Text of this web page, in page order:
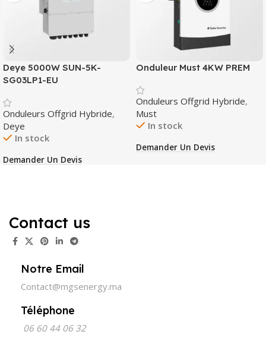
Deye 5000W SUN-5K-
SG03LP1-EU
Onduleurs Offgrid Hybride,
Deye
In stock
Demander Un Devis
Onduleur Must 4KW PREM
Onduleurs Offgrid Hybride,
Must
In stock
Demander Un Devis
Contact us
Notre Email
Contact@mgsenergy.ma
Téléphone
06 60 44 06 32